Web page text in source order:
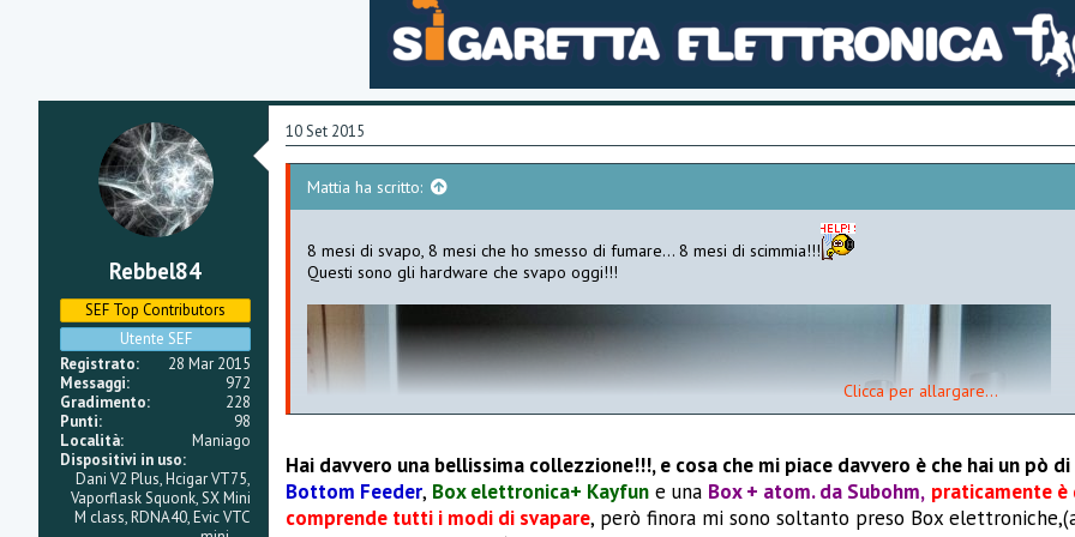
Rebbel84
SEF Top Contributors
Utente SEF
Registrato
28 Mar 2015
Messaggi
972
Gradimento
228
Punti
98
Località
Maniago
Dispositivi in uso
Dani V2 Plus, Hcigar VT75,
Vaporflask Squonk, SX Mini
M class, RDNA40, Evic VTC
10 Set 2015
Mattia ha scritto:
8 mesi di svapo, 8 mesi che ho smesso di fumare... 8 mesi di scimmia!!!
Questi sono gli hardware che svapo oggi!!!
Clicca per allargare...
Hai davvero una bellissima collezzione!!!, e cosa che mi piace davvero è che hai un pò
Bottom Feeder, Box elettronica+ Kayfun e una Box + atom. da Subohm, praticamente è
comprende tutti i modi di svapare, però finora mi sono soltanto preso Box